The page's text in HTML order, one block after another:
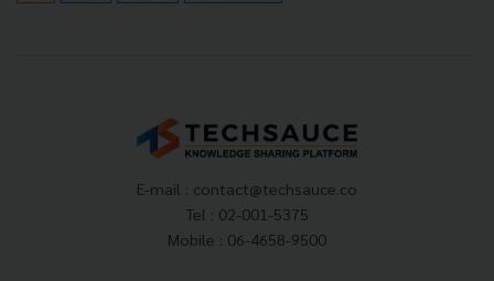
E-mail : contact@techsauce.co
Tel : 02-001-5375
Mobile : 06-4658-9500